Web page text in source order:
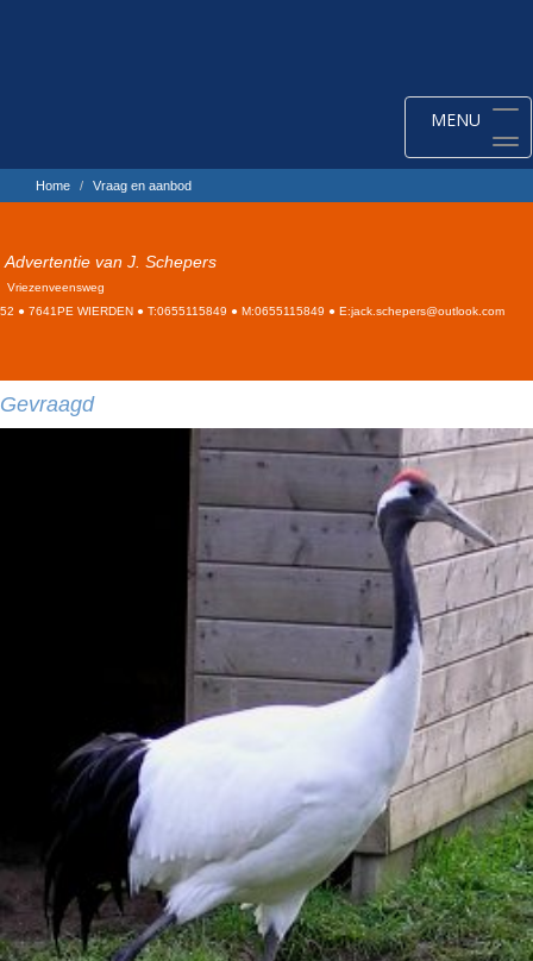
Toggle
navigation
MENU
Home Vraag en aanbod
Advertentie van J. Schepers
Vriezenveensweg
52 ● 7641PE WIERDEN ● T:0655115849 ● M:0655115849 ● E:jack.schepers@outlook.com
Gevraagd